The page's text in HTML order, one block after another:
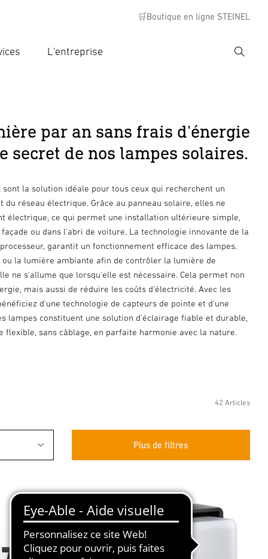
🛒Boutique en ligne STEINEL
L'entreprise
par an sans frais d'énergie
secret de nos lampes solaires.
sont la solution idéale pour tous ceux qui recherchent un
réseau électrique. Grâce au panneau solaire, elles ne
électrique, ce qui permet une installation ultérieure simple,
ou dans l'abri de voiture. La technologie innovante de la
garantit un fonctionnement efficace des lampes.
la lumière ambiante afin de contrôler la lumière de
ne s'allume que lorsqu'elle est nécessaire. Cela permet non
mais aussi de réduire les coûts d'électricité. Avec les
d'une technologie de capteurs de pointe et d'une
lampes constituent une solution d'éclairage fiable et durable,
sans câblage, en parfaite harmonie avec la nature.
42 Articles
Plus de filtres